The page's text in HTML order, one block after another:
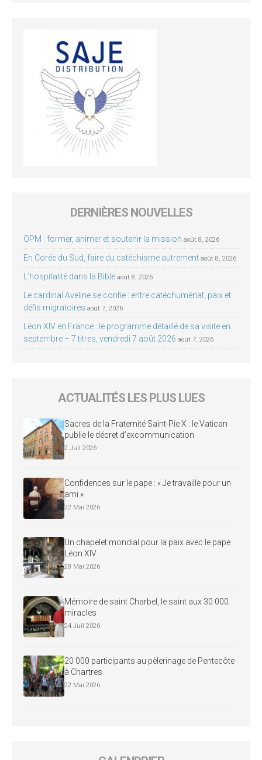
DERNIÈRES NOUVELLES
OPM : former, animer et soutenir la mission août 8, 2026
En Corée du Sud, faire du catéchisme autrement août 8, 2026
L’hospitalité dans la Bible août 8, 2026
Le cardinal Aveline se confie : entre catéchuménat, paix et
défis migratoires août 7, 2026
Léon XIV en France : le programme détaillé de sa visite en
septembre – 7 titres, vendredi 7 août 2026 août 7, 2026
ACTUALITÉS LES PLUS LUES
Sacres de la Fraternité Saint-Pie X : le Vatican
publie le décret d’excommunication
2 Juil 2026
Confidences sur le pape : « Je travaille pour un
ami »
22 Mai 2026
Un chapelet mondial pour la paix avec le pape
Léon XIV
28 Mai 2026
Mémoire de saint Charbel, le saint aux 30 000
miracles
24 Juil 2026
20 000 participants au pèlerinage de Pentecôte
à Chartres
22 Mai 2026